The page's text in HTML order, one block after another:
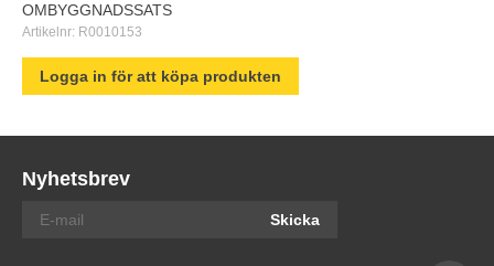
OMBYGGNADSSATS
Artikelnr: R0010153
Logga in för att köpa produkten
Nyhetsbrev
Skicka